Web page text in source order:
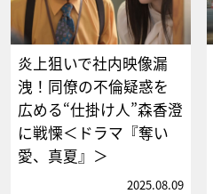
炎上狙いで社内映像漏
洩！同僚の不倫疑惑を
広める“仕掛け人”森香澄
に戦慄＜ドラマ『奪い
愛、真夏』＞
2025.08.09